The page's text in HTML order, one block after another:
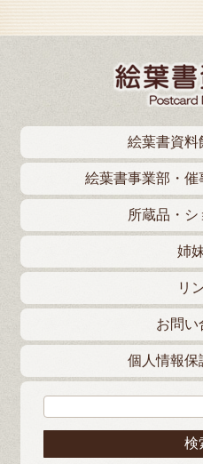
絵葉書資料
絵葉書事業部・催
所蔵品・
姉
リ
お問い
個人情報保